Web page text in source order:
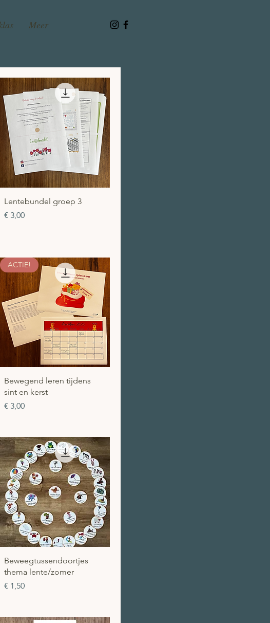
Meer
Snel overzicht
Lentebundel groep 3
Prijs
€ 3,00
Snel overzicht
ACTIE!
Bewegend leren tijdens
sint en kerst
Prijs
€ 3,00
Snel overzicht
Beweegtussendoortjes
thema lente/zomer
Prijs
€ 1,50